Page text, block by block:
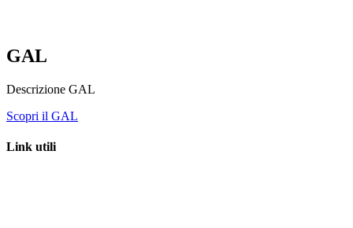
GAL
Descrizione GAL
Scopri il GAL
Link utili